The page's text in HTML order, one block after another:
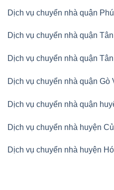
Dịch vụ chuyển nhà quận
Dịch vụ chuyển nhà quận
Dịch vụ chuyển nhà quận
Dịch vụ chuyển nhà quận Gò
Dịch vụ chuyển nhà quận
Dịch vụ chuyển nhà huyện
Dịch vụ chuyển nhà huyện